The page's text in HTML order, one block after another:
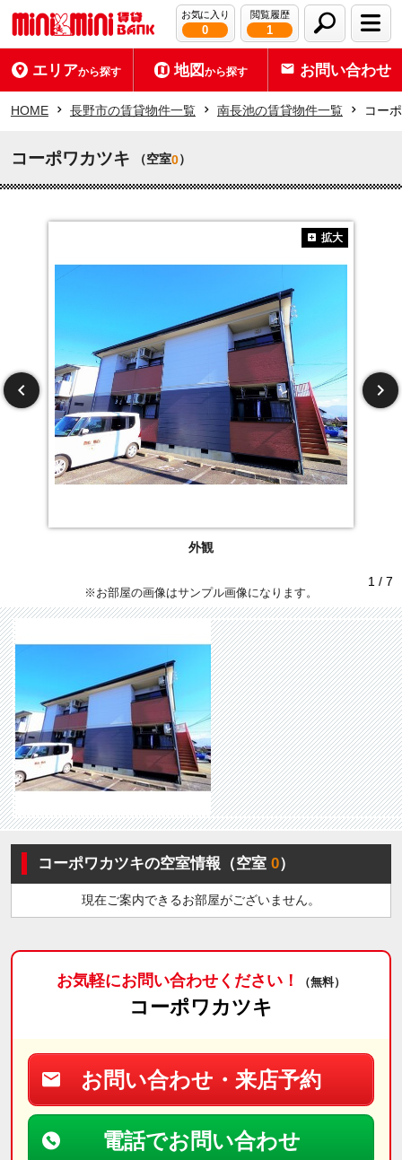
お気に入り
0
閲覧履歴
1
エリアから探す 地図から探す お問い合わせ
HOME 長野市の賃貸物件一覧 南長池の賃貸物件一覧 コー
コーポワカツキ （空室0）
外観
拡大
1 / 7
※お部屋の画像はサンプル画像になります。
コーポワカツキの空室情報（空室0）
現在ご案内できるお部屋がございません。
お気軽にお問い合わせください！ （無料）
コーポワカツキ
お問い合わせ・来店予約
電話でお問い合わせ